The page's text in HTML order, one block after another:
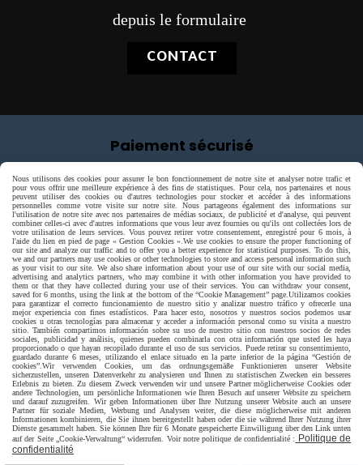
depuis le formulaire
CONTACT
Paiement sécurisé
Livraison rapide
Nous utilisons des cookies pour assurer le bon fonctionnement de notre site et analyser notre trafic et
pour vous offrir une meilleure expérience à des fins de statistiques. Pour cela, nos partenaires et nous
peuvent utiliser des cookies ou d'autres technologies pour stocker et accéder à des informations
personnelles comme votre visite sur notre site. Nous partageons également des informations sur
l'utilisation de notre site avec nos partenaires de médias sociaux, de publicité et d'analyse, qui peuvent
combiner celles-ci avec d'autres informations que vous leur avez fournies ou qu'ils ont collectées lors de
votre utilisation de leurs services. Vous pouvez retirer votre consentement, enregistré pour 6 mois, à
l'aide du lien en pied de page « Gestion Cookies ». We use cookies to ensure the proper functioning of
our site and analyze our traffic and to offer you a better experience for statistical purposes. To do this,
we and our partners may use cookies or other technologies to store and access personal information such
as your visit to our site. We also share information about your use of our site with our social media,
advertising and analytics partners, who may combine it with other information you have provided to
them or that they have collected during your use of their services. You can withdraw your consent,
saved for 6 months, using the link at the bottom of the “Cookie Management” page. Utilizamos cookies
para garantizar el correcto funcionamiento de nuestro sitio y analizar nuestro tráfico y ofrecerle una
mejor experiencia con fines estadísticos. Para hacer esto, nosotros y nuestros socios podemos usar
cookies u otras tecnologías para almacenar y acceder a información personal como su visita a nuestro
sitio. También compartimos información sobre su uso de nuestro sitio con nuestros socios de redes
sociales, publicidad y análisis, quienes pueden combinarla con otra información que usted les haya
proporcionado o que hayan recopilado durante el uso de sus servicios. Puede retirar su consentimiento,
guardado durante 6 meses, utilizando el enlace situado en la parte inferior de la página “Gestión de
cookies”. Wir verwenden Cookies, um das ordnungsgemäße Funktionieren unserer Website
sicherzustellen, unseren Datenverkehr zu analysieren und Ihnen zu statistischen Zwecken ein besseres
Erlebnis zu bieten. Zu diesem Zweck verwenden wir und unsere Partner möglicherweise Cookies oder
andere Technologien, um persönliche Informationen wie Ihren Besuch auf unserer Website zu speichern
und darauf zuzugreifen. Wir geben Informationen über Ihre Nutzung unserer Website auch an unsere
Partner für soziale Medien, Werbung und Analysen weiter, die diese möglicherweise mit anderen
Informationen kombinieren, die Sie ihnen bereitgestellt haben oder die sie während Ihrer Nutzung ihrer
Dienste gesammelt haben. Sie können Ihre für 6 Monate gespeicherte Einwilligung über den Link unten
auf der Seite „Cookie-Verwaltung“ widerrufen. Voir notre politique de confidentialité :
Politique de
confidentialité